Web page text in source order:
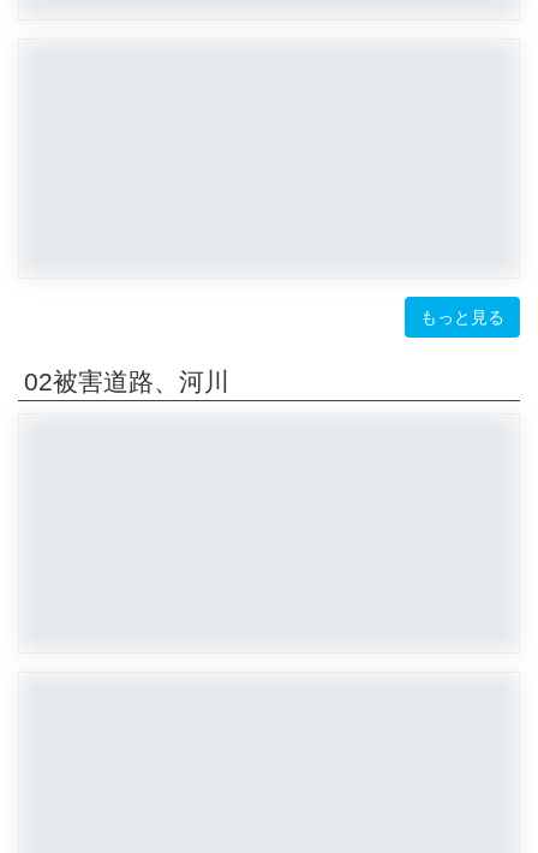
もっと見る
02被害道路、河川